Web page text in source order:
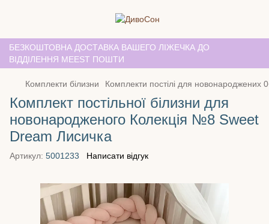
БЕЗКОШТОВНА ДОСТАВКА ВАШЕГО ЛІЖЕЧКА ДО
ВІДДІЛЕННЯ MEEST ПОШТИ
Комплекти білизни Комплекти постілі для новонароджених
Комплект постільної білизни для
новонародженого Колекція №8 Sweet
Dream Лисичка
Артикул: 5001233 Написати відгук